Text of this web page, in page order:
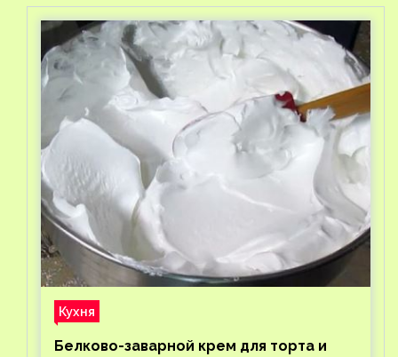
Кухня
Белково-заварной крем для торта и